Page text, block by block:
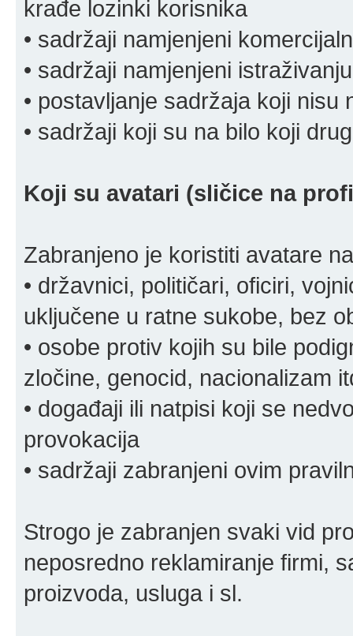
krađe lozinki korisnika
• sadržaji namjenjeni
• sadržaji namjenjeni
• postavljanje sadržaja koji
• sadržaji koji su na bilo koji
Koji su avatari (sličice na
Zabranjeno je koristiti avatare
• državnici, političari, oficiri,
uključene u ratne sukobe, bez
• osobe protiv kojih su bile
zločine, genocid, nacionalizam
• događaji ili natpisi koji se
provokacija
• sadržaji zabranjeni ovim
Strogo je zabranjen svaki vid
neposredno reklamiranje firmi,
proizvoda, usluga i sl.